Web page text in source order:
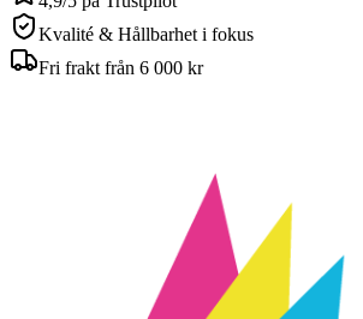
Kvalité & Hållbarhet i fokus
Fri frakt från 6 000 kr